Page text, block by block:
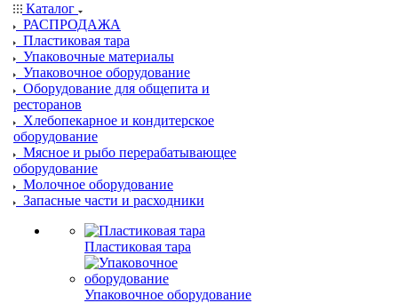
Каталог
РАСПРОДАЖА
Пластиковая тара
Упаковочные материалы
Упаковочное оборудование
Оборудование для общепита и
ресторанов
Хлебопекарное и кондитерское
оборудование
Мясное и рыбо перерабатывающее
оборудование
Молочное оборудование
Запасные части и расходники
Пластиковая тара
Упаковочное оборудование